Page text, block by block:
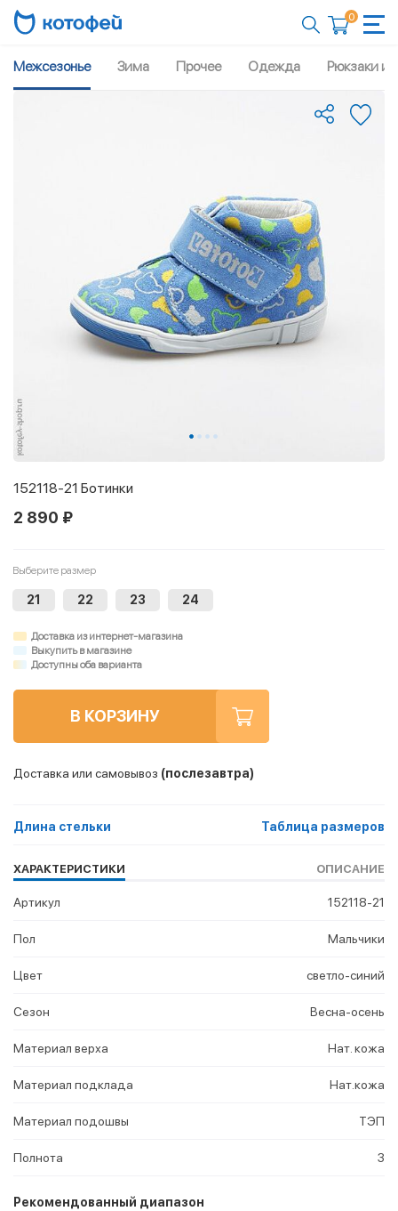
0
Межсезонье Зима Прочее Одежда Рюкзаки и
152118-21 Ботинки
2 890 ₽
Выберите размер
21 22 23 24
Доставка из интернет-магазина
Выкупить в магазине
Доступны оба варианта
В КОРЗИНУ
Доставка или самовывоз (послезавтра)
Длина стельки Таблица размеров
ХАРАКТЕРИСТИКИ ОПИСАНИЕ
Артикул 152118-21
Пол Мальчики
Цвет светло-синий
Сезон Весна-осень
Материал верха Нат. кожа
Материал подклада Нат.кожа
Материал подошвы ТЭП
Полнота 3
Рекомендованный диапазон